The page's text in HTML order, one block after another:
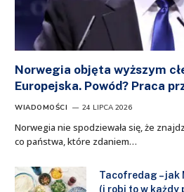
Norwegia objęta wyższym
Europejska. Powód? Praca
WIADOMOŚCI 24 LIPCA 2026
Norwegia nie spodziewała się, że
co państwa, które zdaniem…
Tacofredag – jak
(i robi to w każdy